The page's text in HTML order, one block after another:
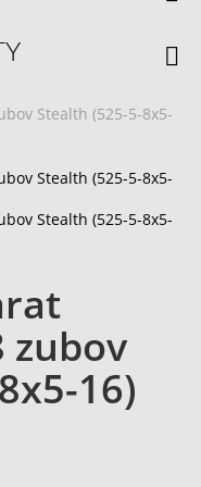
zubov
16)